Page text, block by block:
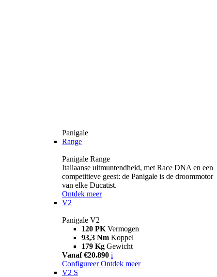
Panigale
Range
Panigale Range
Italiaanse uitmuntendheid, met Race DNA en een
competitieve geest: de Panigale is de droommotor
van elke Ducatist.
Ontdek meer
V2
Panigale V2
120 PK Vermogen
93,3 Nm Koppel
179 Kg Gewicht
Vanaf €20.890 i
Configureer Ontdek meer
V2 S